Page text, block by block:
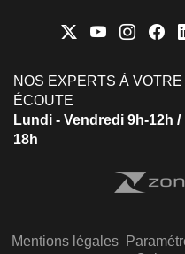
NOS EXPERTS À VOTRE
ÉCOUTE
Lundi - Vendredi 9h-12h /
18h
Mentions légales